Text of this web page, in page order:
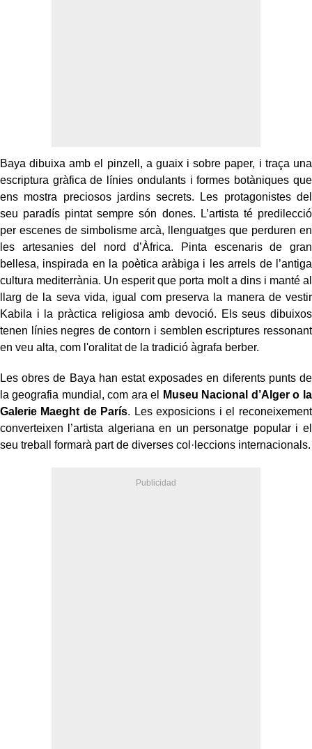
Baya dibuixa amb el pinzell, a guaix i sobre paper, i traça una
escriptura gràfica de línies ondulants i formes botàniques que
ens mostra preciosos jardins secrets. Les protagonistes del
seu paradís pintat sempre són dones. L’artista té predilecció
per escenes de simbolisme arcà, llenguatges que perduren en
les artesanies del nord d’Àfrica. Pinta escenaris de gran
bellesa, inspirada en la poètica aràbiga i les arrels de l’antiga
cultura mediterrània. Un esperit que porta molt a dins i manté al
llarg de la seva vida, igual com preserva la manera de vestir
Kabila i la pràctica religiosa amb devoció. Els seus dibuixos
tenen línies negres de contorn i semblen escriptures ressonant
en veu alta, com l'oralitat de la tradició àgrafa berber.
Les obres de Baya han estat exposades en diferents punts de
la geografia mundial, com ara el
Museu Nacional d’Alger o la
Galerie Maeght de París. Les exposicions i el reconeixement
converteixen l’artista algeriana en un personatge popular i el
seu treball formarà part de diverses col·leccions internacionals.